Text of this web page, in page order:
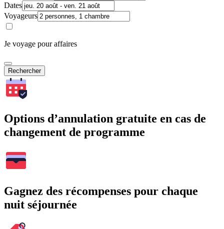
Dates
Voyageurs
Je voyage pour affaires
Rechercher
Options d’annulation gratuite en cas de
changement de programme
Gagnez des récompenses pour chaque
nuit séjournée